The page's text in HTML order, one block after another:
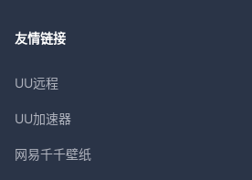
友情链接
UU远程
UU加速器
网易千千壁纸